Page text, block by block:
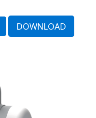
DOWNLOAD